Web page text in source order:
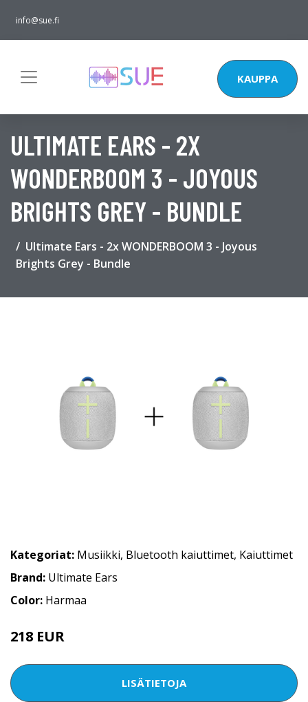
info@sue.fi
KAUPPA
ULTIMATE EARS - 2X
WONDERBOOM 3 - JOYOUS
BRIGHTS GREY - BUNDLE
Ultimate Ears - 2x WONDERBOOM 3 - Joyous
Brights Grey - Bundle
Kategoriat: Musiikki, Bluetooth kaiuttimet, Kaiuttimet
Brand: Ultimate Ears
Color: Harmaa
218 EUR
LISÄTIETOJA